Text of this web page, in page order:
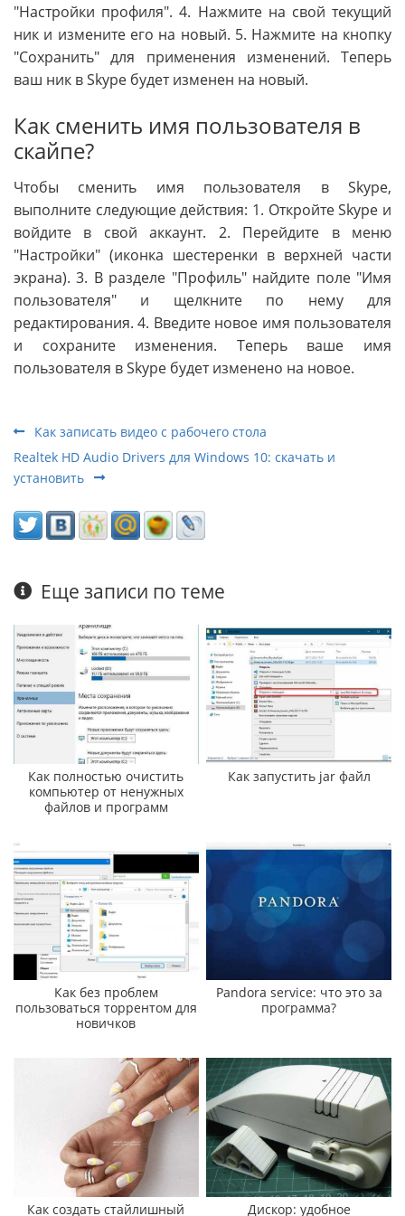
"Настройки профиля". 4. Нажмите на свой текущий
ник и измените его на новый. 5. Нажмите на кнопку
"Сохранить" для применения изменений. Теперь
ваш ник в Skype будет изменен на новый.
Как сменить имя пользователя в
скайпе?
Чтобы сменить имя пользователя в Skype,
выполните следующие действия: 1. Откройте Skype и
войдите в свой аккаунт. 2. Перейдите в меню
"Настройки" (иконка шестеренки в верхней части
экрана). 3. В разделе "Профиль" найдите поле "Имя
пользователя" и щелкните по нему для
редактирования. 4. Введите новое имя пользователя
и сохраните изменения. Теперь ваше имя
пользователя в Skype будет изменено на новое.
Как записать видео с рабочего стола
Realtek HD Audio Drivers для Windows 10: скачать и
установить
Еще записи по теме
Как полностью очистить
компьютер от ненужных
файлов и программ
Как запустить jar файл
Как без проблем
пользоваться торрентом для
новичков
Pandora service: что это за
программа?
Как создать стайлишный
Дискор: удобное